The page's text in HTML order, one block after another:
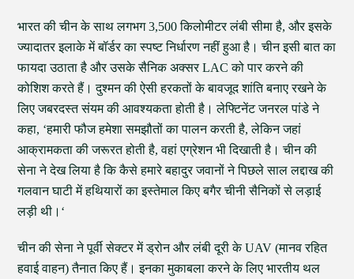
भारत की चीन के साथ लगभग 3,500 किलोमीटर लंबी सीमा है, और इसके
ज्यादातर इलाके में बॉर्डर का स्पष्ट निर्धारण नहीं हुआ है। चीन इसी बात का
फायदा उठाता है और उसके सैनिक अक्सर LAC को पार करने की
कोशिश करते हैं। दुश्मन की ऐसी हरकतों के बावजूद शांति बनाए रखने के
लिए जबरदस्त संयम की आवश्यकता होती है। लेफ्टिनेंट जनरल पांडे ने
कहा, ‘हमारी फौज हमेशा समझौतों का पालन करती है, लेकिन जहां
आक्रामकता की जरूरत होती है, वहां एग्रेशन भी दिखाती है। चीन की
सेना ने देख लिया है कि कैसे हमारे बहादुर जवानों ने पिछले साल लद्दाख की
गलवान घाटी में हथियारों का इस्तेमाल किए बगैर चीनी सैनिकों से लड़ाई
लड़ी थी।‘
चीन की सेना ने पूर्वी सेक्टर में ड्रोन और लंबी दूरी के UAV (मानव रहित
हवाई वाहन) तैनात किए हैं। इनका मुकाबला करने के लिए भारतीय थल